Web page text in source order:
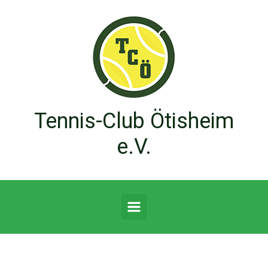
Tennis-Club Ötisheim
e.V.